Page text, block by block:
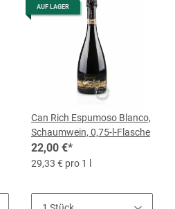
AUF LAGER
Can Rich Espumoso Blanco,
Schaumwein, 0,75-l-Flasche
22,00 €*
29,33 € pro 1 l